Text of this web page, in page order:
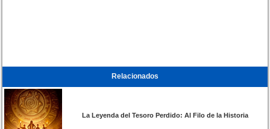
Relacionados
La Leyenda del Tesoro Perdido: Al Filo de la Historia